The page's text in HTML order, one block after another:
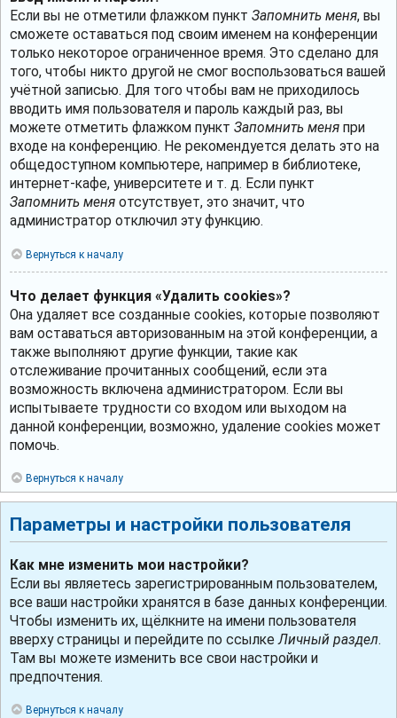
Если вы не отметили флажком пункт Запомнить меня, вы
сможете оставаться под своим именем на конференции
только некоторое ограниченное время. Это сделано для
того, чтобы никто другой не смог воспользоваться вашей
учётной записью. Для того чтобы вам не приходилось
вводить имя пользователя и пароль каждый раз, вы
можете отметить флажком пункт Запомнить меня при
входе на конференцию. Не рекомендуется делать это на
общедоступном компьютере, например в библиотеке,
интернет-кафе, университете и т. д. Если пункт
Запомнить меня отсутствует, это значит, что
администратор отключил эту функцию.
Вернуться к началу
Что делает функция «Удалить cookies»?
Она удаляет все созданные cookies, которые позволяют
вам оставаться авторизованным на этой конференции, а
также выполняют другие функции, такие как
отслеживание прочитанных сообщений, если эта
возможность включена администратором. Если вы
испытываете трудности со входом или выходом на
данной конференции, возможно, удаление cookies может
помочь.
Вернуться к началу
Параметры и настройки пользователя
Как мне изменить мои настройки?
Если вы являетесь зарегистрированным пользователем,
все ваши настройки хранятся в базе данных конференции.
Чтобы изменить их, щёлкните на имени пользователя
вверху страницы и перейдите по ссылкеЛичный раздел.
Там вы можете изменить все свои настройки и
предпочтения.
Вернуться к началу